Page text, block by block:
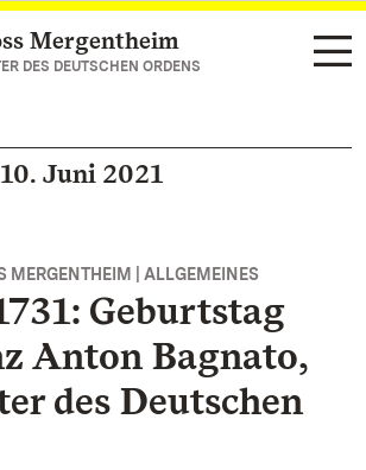
springen
Mergentheim
DES DEUTSCHEN ORDENS
Juni 2021
MERGENTHEIM | ALLGEMEINES
Geburtstag
Anton Bagnato,
des Deutschen